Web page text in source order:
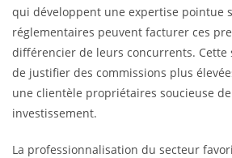
qui développent une expertise pointue
réglementaires peuvent facturer ces
différencier de leurs concurrents.
de justifier des commissions plus
une clientèle propriétaires soucieuse
investissement.
La professionnalisation du secteur